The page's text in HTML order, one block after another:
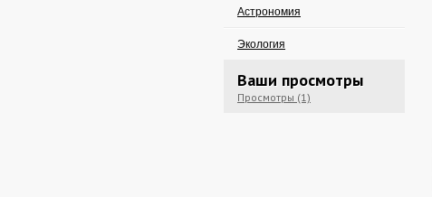
Астрономия
Экология
Ваши просмотры
Просмотры (1)